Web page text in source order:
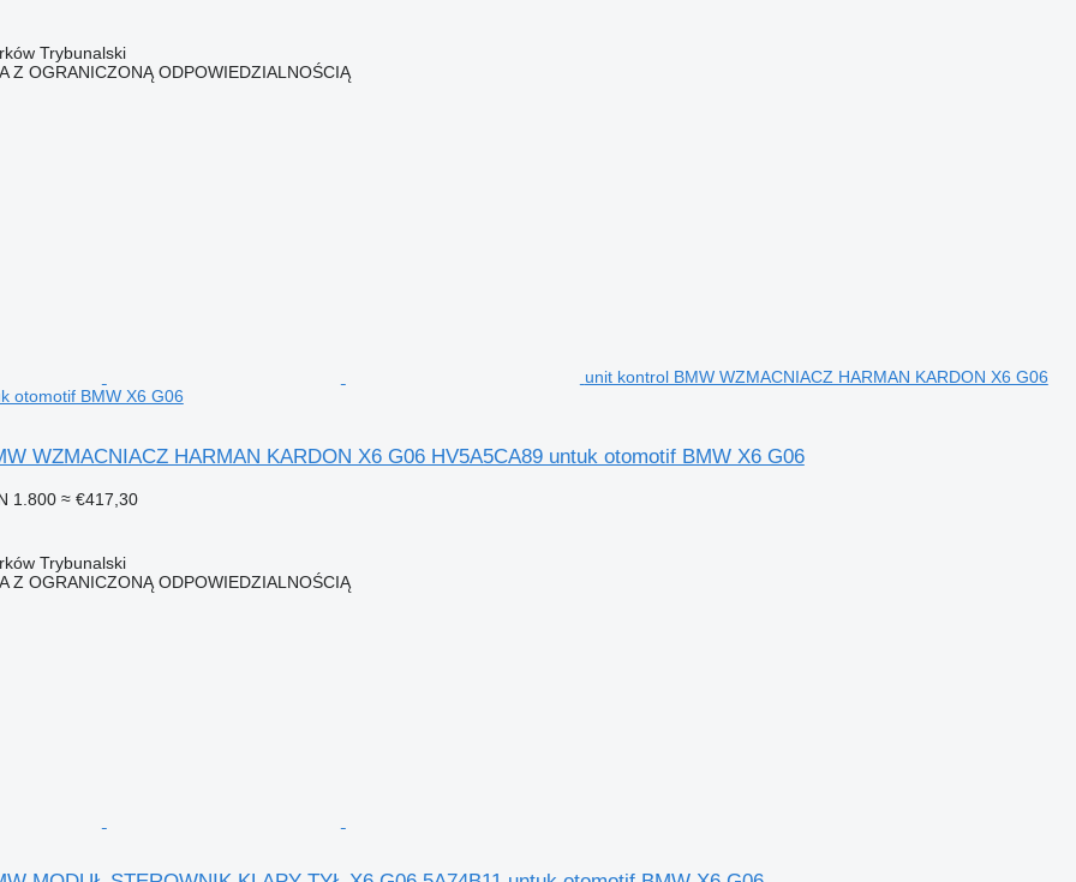
Trybunalski
Z OGRANICZONĄ ODPOWIEDZIALNOŚCIĄ
unit kontrol BMW WZMACNIACZ HARMAN KARDON X6 G06
otomotif BMW X6 G06
WZMACNIACZ HARMAN KARDON X6 G06 HV5A5CA89 untuk otomotif BMW X6 G06
1.800 ≈ €417,30
Trybunalski
Z OGRANICZONĄ ODPOWIEDZIALNOŚCIĄ